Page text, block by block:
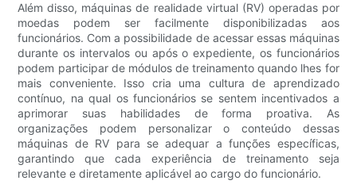
Além disso, máquinas de realidade virtual (RV) operadas por
moedas podem ser facilmente disponibilizadas aos
funcionários. Com a possibilidade de acessar essas máquinas
durante os intervalos ou após o expediente, os funcionários
podem participar de módulos de treinamento quando lhes for
mais conveniente. Isso cria uma cultura de aprendizado
contínuo, na qual os funcionários se sentem incentivados a
aprimorar suas habilidades de forma proativa. As
organizações podem personalizar o conteúdo dessas
máquinas de RV para se adequar a funções específicas,
garantindo que cada experiência de treinamento seja
relevante e diretamente aplicável ao cargo do funcionário.